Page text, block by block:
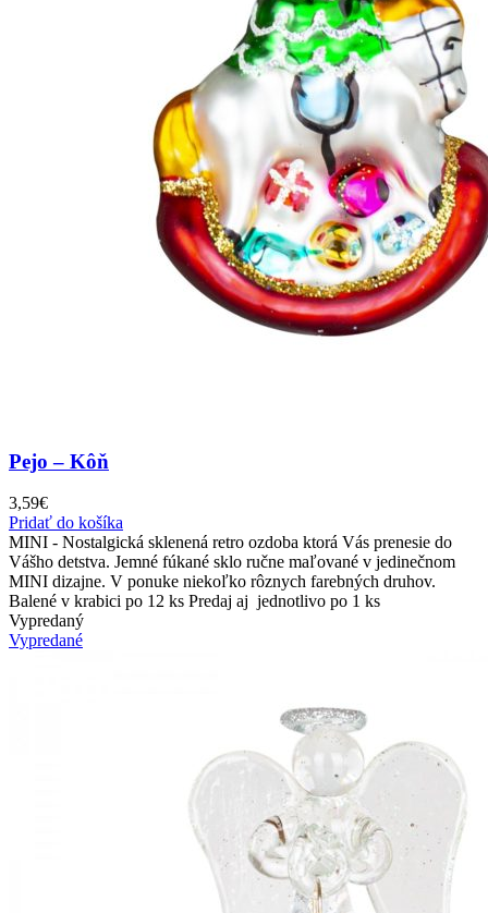
Pejo – Kôň
3,59€
Pridať do košíka
MINI - Nostalgická sklenená retro ozdoba ktorá Vás prenesie do
Vášho detstva. Jemné fúkané sklo ručne maľované v jedinečnom
MINI dizajne. V ponuke niekoľko rôznych farebných druhov.
Balené v krabici po 12 ks Predaj aj jednotlivo po 1 ks
Vypredaný
Vypredané